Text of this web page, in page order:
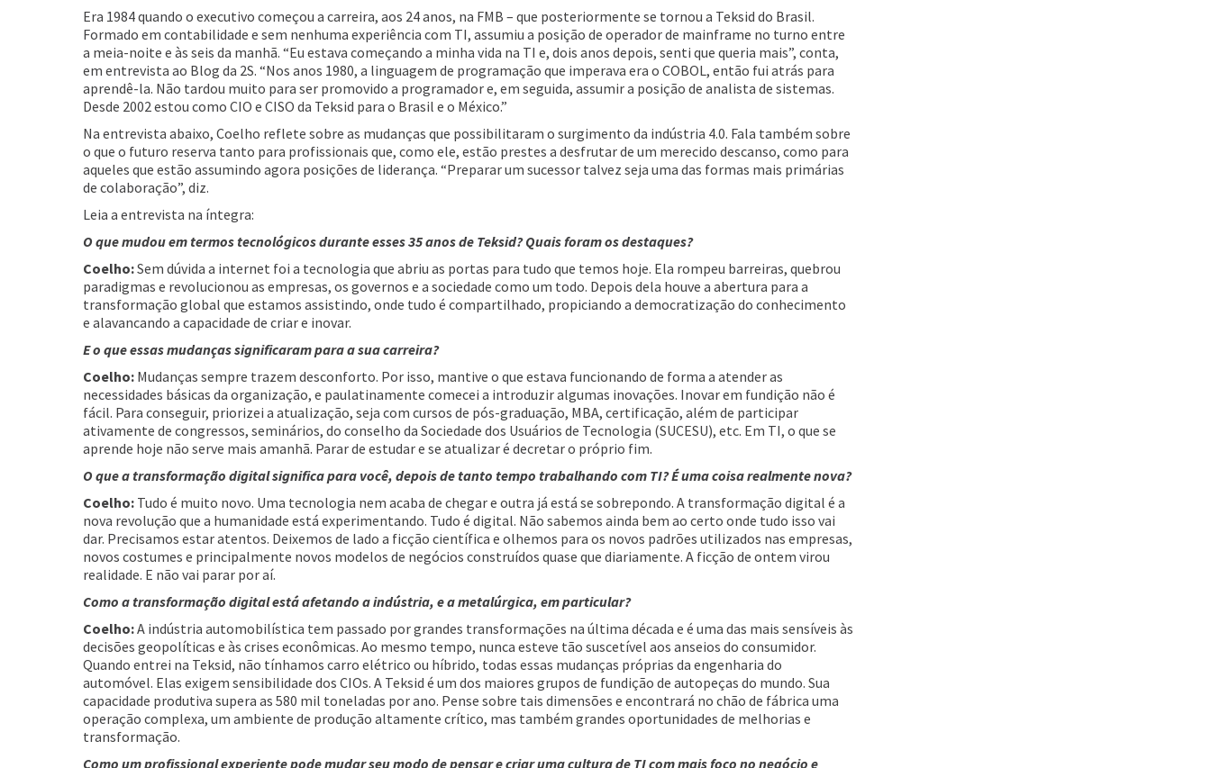
Era 1984 quando o executivo começou a carreira, aos 24 anos, na FMB – que posteriormente se tornou a Teksid do Brasil.
Formado em contabilidade e sem nenhuma experiência com TI, assumiu a posição de operador de mainframe no turno entre
a meia-noite e às seis da manhã. “Eu estava começando a minha vida na TI e, dois anos depois, senti que queria mais”, conta,
em entrevista ao Blog da 2S. “Nos anos 1980, a linguagem de programação que imperava era o COBOL, então fui atrás para
aprendê-la. Não tardou muito para ser promovido a programador e, em seguida, assumir a posição de analista de sistemas.
Desde 2002 estou como CIO e CISO da Teksid para o Brasil e o México.”
Na entrevista abaixo, Coelho reflete sobre as mudanças que possibilitaram o surgimento da indústria 4.0. Fala também sobre
o que o futuro reserva tanto para profissionais que, como ele, estão prestes a desfrutar de um merecido descanso, como para
aqueles que estão assumindo agora posições de liderança. “Preparar um sucessor talvez seja uma das formas mais primárias
de colaboração”, diz.
Leia a entrevista na íntegra:
O que mudou em termos tecnológicos durante esses 35 anos de Teksid? Quais foram os destaques?
Coelho:Sem dúvida a internet foi a tecnologia que abriu as portas para tudo que temos hoje. Ela rompeu barreiras, quebrou
paradigmas e revolucionou as empresas, os governos e a sociedade como um todo. Depois dela houve a abertura para a
transformação global que estamos assistindo, onde tudo é compartilhado, propiciando a democratização do conhecimento
e alavancando a capacidade de criar e inovar.
E o que essas mudanças significaram para a sua carreira?
Coelho: Mudanças sempre trazem desconforto. Por isso, mantive o que estava funcionando de forma a atender as
necessidades básicas da organização, e paulatinamente comecei a introduzir algumas inovações. Inovar em fundição não é
fácil. Para conseguir, priorizei a atualização, seja com cursos de pós-graduação, MBA, certificação, além de participar
ativamente de congressos, seminários, do conselho da Sociedade dos Usuários de Tecnologia (SUCESU), etc. Em TI, o que se
aprende hoje não serve mais amanhã. Parar de estudar e se atualizar é decretar o próprio fim.
O que a transformação digital significa para você, depois de tanto tempo trabalhando com TI? É uma coisa realmente nova?
Coelho: Tudo é muito novo. Uma tecnologia nem acaba de chegar e outra já está se sobrepondo. A transformação digital é a
nova revolução que a humanidade está experimentando. Tudo é digital. Não sabemos ainda bem ao certo onde tudo isso vai
dar. Precisamos estar atentos. Deixemos de lado a ficção científica e olhemos para os novos padrões utilizados nas empresas,
novos costumes e principalmente novos modelos de negócios construídos quase que diariamente. A ficção de ontem virou
realidade. E não vai parar por aí.
Como a transformação digital está afetando a indústria, e a metalúrgica, em particular?
Coelho:A indústria automobilística tem passado por grandes transformações na última década e é uma das mais sensíveis às
decisões geopolíticas e às crises econômicas. Ao mesmo tempo, nunca esteve tão suscetível aos anseios do consumidor.
Quando entrei na Teksid, não tínhamos carro elétrico ou híbrido, todas essas mudanças próprias da engenharia do
automóvel. Elas exigem sensibilidade dos CIOs. A Teksid é um dos maiores grupos de fundição de autopeças do mundo. Sua
capacidade produtiva supera as 580 mil toneladas por ano. Pense sobre tais dimensões e encontrará no chão de fábrica uma
operação complexa, um ambiente de produção altamente crítico, mas também grandes oportunidades de melhorias e
transformação.
Como um profissional experiente pode mudar seu modo de pensar e criar uma cultura de TI com mais foco no negócio e